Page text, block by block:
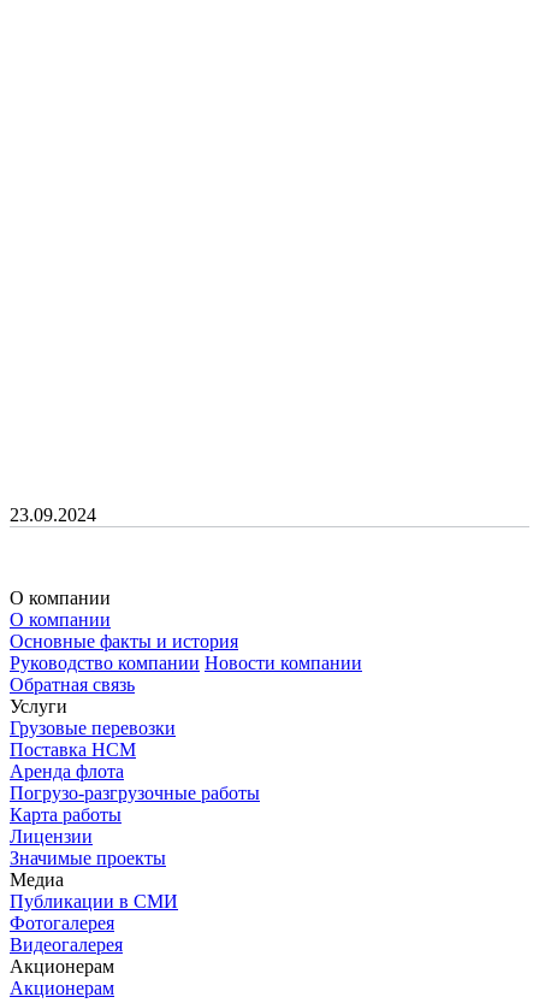
23.09.2024
О компании
О компании
Основные факты и история
Руководство компании Новости компании
Обратная связь
Услуги
Грузовые перевозки
Поставка НСМ
Аренда флота
Погрузо-разгрузочные работы
Карта работы
Лицензии
Значимые проекты
Медиа
Публикации в СМИ
Фотогалерея
Видеогалерея
Акционерам
Акционерам